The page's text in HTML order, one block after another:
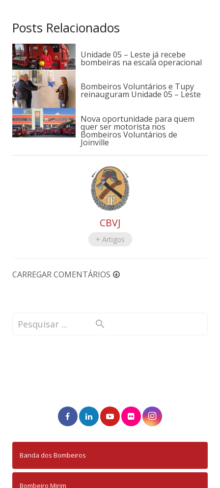
Posts Relacionados
Unidade 05 – Leste já recebe
bombeiras na escala operacional
Bombeiros Voluntários e Tupy
reinauguram Unidade 05 – Leste
Nova oportunidade para quem
quer ser motorista nos
Bombeiros Voluntários de
Joinville
CBVJ
+ Artigos
CARREGAR COMENTÁRIOS
Banda dos Bombeiros
Bombeiro Mirim